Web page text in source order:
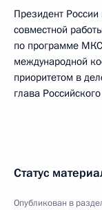
Президент
совместной
по программе
международной
приоритетом в
глава
Статус
Опубликован в